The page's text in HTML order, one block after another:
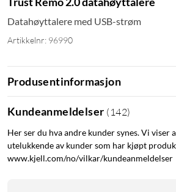
Datahøyttalere med USB-strøm
Artikkelnr: 96990
Produsentinformasjon
Kundeanmeldelser ( 142)
Her ser du hva andre kunder synes. Vi
utelukkende av kunder som har kjøpt
www.kjell.com/no/vilkar/kundeanmeldelser